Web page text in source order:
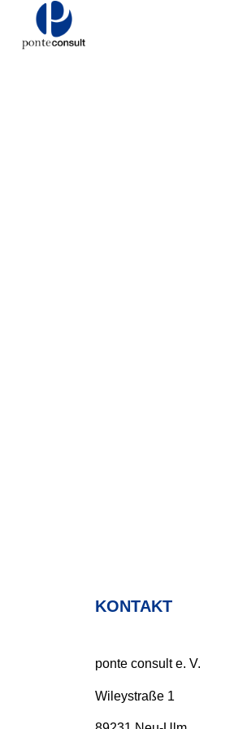
KONTAKT
ponte consult e. V.
Wileystraße 1